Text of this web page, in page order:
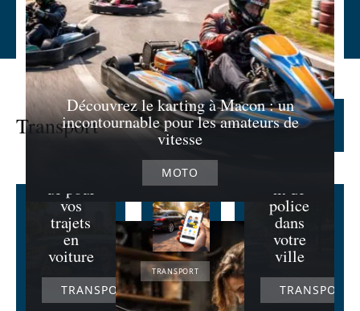
Découvrez le karting à Macon : un
incontournable pour les amateurs de
vitesse
MOTO
Transport Lire la suite
La
prime
covoitur
age : une
ue pour
vos
trajets
en
voiture
TRANSPORT
TRANSPORT
Uber
Comme
nt éviter
le
stationn
ement
d’un
véhicule
nt de
police
dans
votre
ville
TRANSPORT